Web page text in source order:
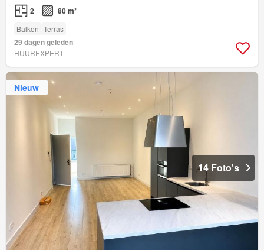
2 80 m²
Balkon Terras
29 dagen geleden
HUUREXPERT
Nieuw
14 Foto's